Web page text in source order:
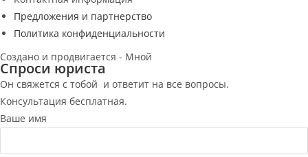
Предложения и партнерство
Политика конфиденциальности
Создано и продвигается - Мной
Спроси юриста
Он свяжется с тобой и ответит на все вопросы.
Консультация бесплатная.
Ваше имя